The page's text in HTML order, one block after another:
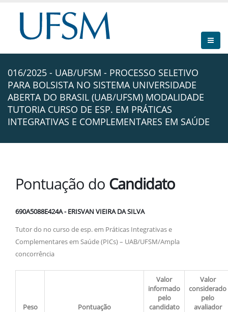
016/2025 - UAB/UFSM - PROCESSO SELETIVO
PARA BOLSISTA NO SISTEMA UNIVERSIDADE
ABERTA DO BRASIL (UAB/UFSM) MODALIDADE
TUTORIA CURSO DE ESP. EM PRÁTICAS
INTEGRATIVAS E COMPLEMENTARES EM SAÚDE
Pontuação do Candidato
690A5088E424A - ERISVAN VIEIRA DA SILVA
Tutor do no curso de esp. em Práticas Integrativas e
Complementares em Saúde (PICs) – UAB/UFSM/Ampla
concorrência
Peso Pontuação
Valor
informado
pelo
candidato
Valor
considerado
pelo
avaliador